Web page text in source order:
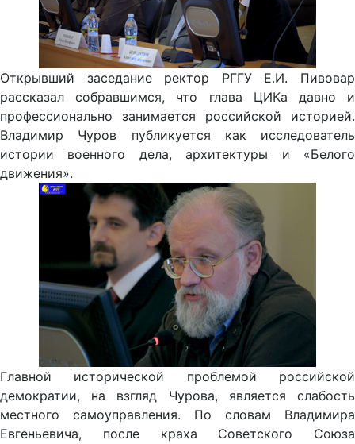
Открывший заседание ректор РГГУ Е.И. Пивовар
рассказал собравшимся, что глава ЦИКа давно и
профессионально занимается российской историей.
Владимир Чуров публикуется как исследователь
истории военного дела, архитектуры и «Белого
движения».
Главной исторической проблемой российской
демократии, на взгляд Чурова, является слабость
местного самоуправления. По словам Владимира
Евгеньевича, после краха Советского Союза